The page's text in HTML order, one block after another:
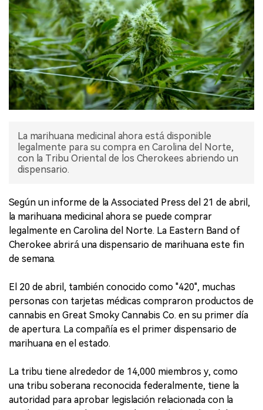
DATOS
EXPOSICIÓN
ENTREVISTA
La marihuana medicinal ahora está disponible
legalmente para su compra en Carolina del Norte,
con la Tribu Oriental de los Cherokees abriendo un
dispensario.
Según un informe de la Associated Press del 21 de abril,
la marihuana medicinal ahora se puede comprar
legalmente en Carolina del Norte. La Eastern Band of
Cherokee abrirá una dispensario de marihuana este fin
de semana.
El 20 de abril, también conocido como "420", muchas
personas con tarjetas médicas compraron productos de
cannabis en Great Smoky Cannabis Co. en su primer día
de apertura. La compañía es el primer dispensario de
marihuana en el estado.
La tribu tiene alrededor de 14,000 miembros y, como
una tribu soberana reconocida federalmente, tiene la
autoridad para aprobar legislación relacionada con la